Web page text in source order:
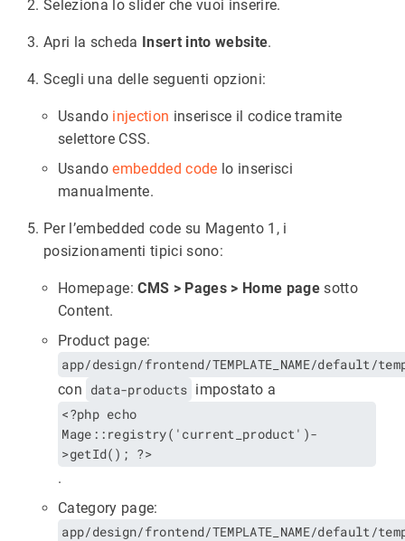
Seleziona lo slider che vuoi inserire.
Apri la scheda Insert into website.
Scegli una delle seguenti opzioni:
Usando injection inserisce il codice tramite
selettore CSS.
Usandoembedded code lo inserisci
manualmente.
Per l’embedded code su Magento 1, i
posizionamenti tipici sono:
Homepage:CMS > Pages > Home pagesotto
Content.
Product page:
app/design/frontend/TEMPLATE_NAME/default/
con data-products impostato a
<?php echo
Mage::registry('current_product')-
>getId(); ?>
.
Category page:
app/design/frontend/TEMPLATE_NAME/default/